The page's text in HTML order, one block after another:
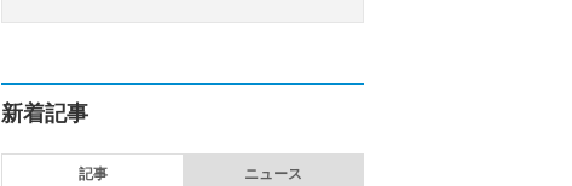
新着記事
記事 ニュース